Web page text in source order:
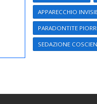
APPARECCHIO
PARADONTITE
SEDAZIONE